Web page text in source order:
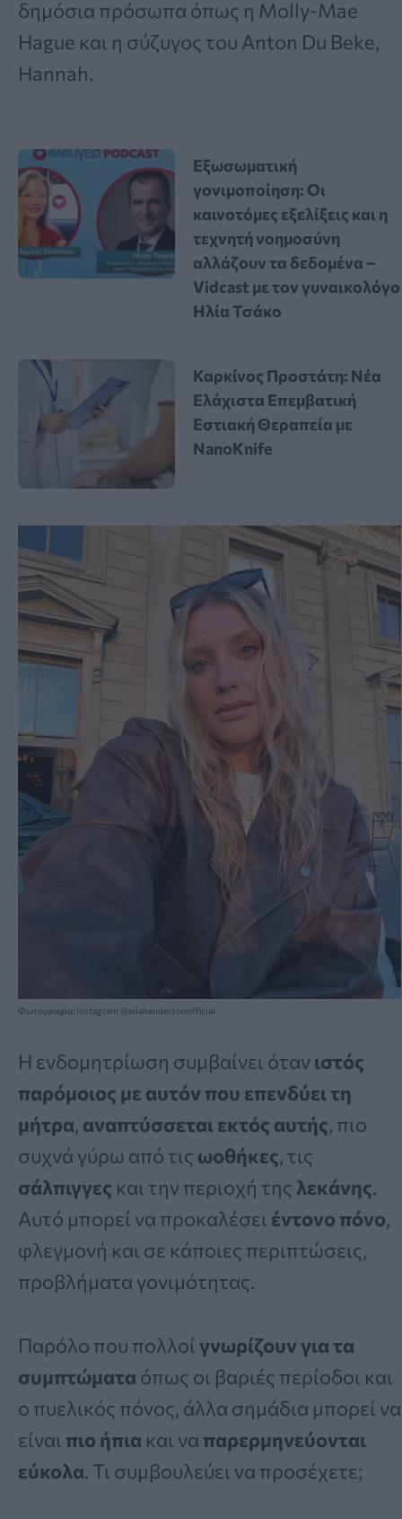
δημόσια πρόσωπα όπως η Molly-Mae
Hague και η σύζυγος του Anton Du Beke,
Hannah.
Εξωσωματική
γονιμοποίηση: Οι
καινοτόμες εξελίξεις και η
τεχνητή νοημοσύνη
αλλάζουν τα δεδομένα –
Vidcast με τον γυναικολόγο
Ηλία Τσάκο
Καρκίνος Προστάτη: Νέα
Ελάχιστα Επεμβατική
Εστιακή Θεραπεία με
NanoKnife
Φωτογραφία: Instagram @ellahendersonofficial
Η ενδομητρίωση συμβαίνει όταν ιστός
παρόμοιος με αυτόν που επενδύει τη
μήτρα, αναπτύσσεται εκτός αυτής, πιο
συχνά γύρω από τις ωοθήκες, τις
σάλπιγγες και την περιοχή της λεκάνης.
Αυτό μπορεί να προκαλέσει έντονο πόνο,
φλεγμονή και σε κάποιες περιπτώσεις,
προβλήματα γονιμότητας.
Παρόλο που πολλοί γνωρίζουν για τα
συμπτώματα όπως οι βαριές περίοδοι και
ο πυελικός πόνος, άλλα σημάδια μπορεί να
είναι πιο ήπια και να παρερμηνεύονται
εύκολα. Τι συμβουλεύει να προσέχετε;